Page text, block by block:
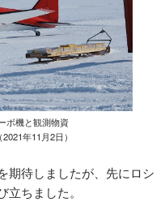
ボ機と観測物資
年11月2日）
期待しましたが、先にロシ
ちました。